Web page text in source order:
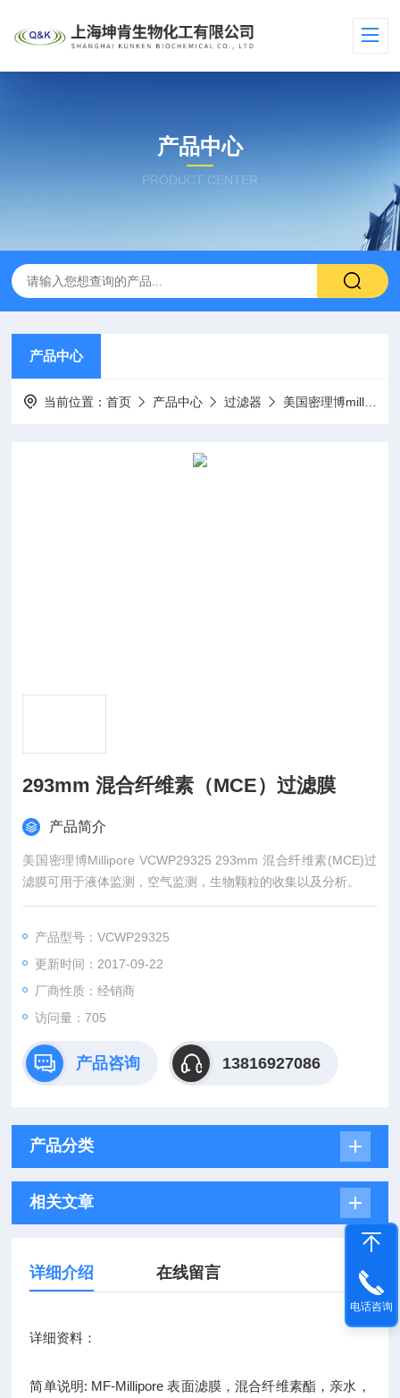
产品中心
PRODUCT CENTER
产品中心
当前位置：首页 产品中心 过滤器 美国密理博millipore
293mm 混合纤维素（MCE）过滤膜
产品简介
美国密理博Millipore VCWP29325 293mm 混合纤维素(MCE)过
滤膜可用于液体监测，空气监测，生物颗粒的收集以及分析。
产品型号：VCWP29325
更新时间：2017-09-22
厂商性质：经销商
访问量：705
产品咨询 13816927086
产品分类
相关文章
详细介绍 在线留言
详细资料：
简单说明: MF-Millipore 表面滤膜，混合纤维素酯，亲水，
电话咨询